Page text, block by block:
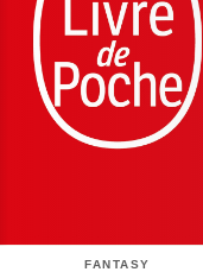
FANTASY